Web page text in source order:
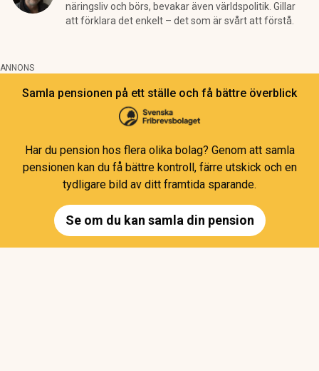
näringsliv och börs, bevakar även världspolitik. Gillar
att förklara det enkelt – det som är svårt att förstå.
ANNONS
Samla pensionen på ett ställe och få bättre överblick
Har du pension hos flera olika bolag? Genom att samla
pensionen kan du få bättre kontroll, färre utskick och en
tydligare bild av ditt framtida sparande.
Se om du kan samla din pension